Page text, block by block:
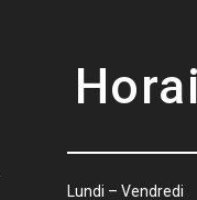
Lundi –